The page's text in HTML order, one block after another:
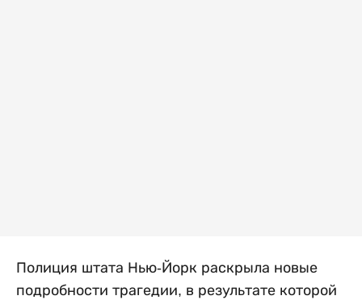
Полиция штата Нью-Йорк раскрыла новые
подробности трагедии, в результате которой